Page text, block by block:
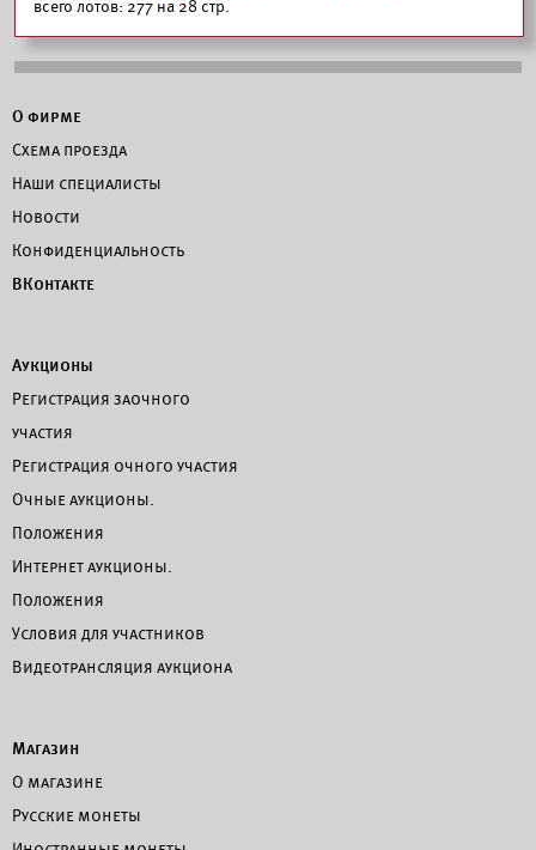
всего лотов: 277 на 28 стр.
О фирме
Схема проезда
Наши специалисты
Новости
Конфиденциальность
ВКонтакте
Аукционы
Регистрация заочного
участия
Регистрация очного участия
Очные аукционы.
Положения
Интернет аукционы.
Положения
Условия для участников
Видеотрансляция аукциона
Магазин
О магазине
Русские монеты